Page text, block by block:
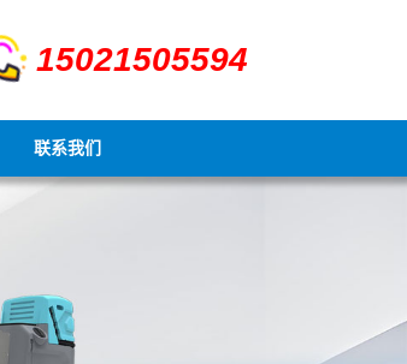
15021505594
联系我们